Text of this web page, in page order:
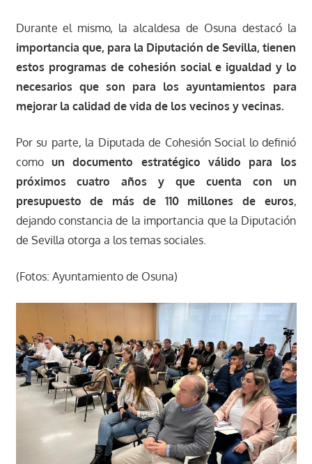
Durante el mismo, la alcaldesa de Osuna destacó la
importancia que, para la Diputación de Sevilla, tienen
estos programas de cohesión social e igualdad y lo
necesarios que son para los ayuntamientos para
mejorar la calidad de vida de los vecinos y vecinas.
Por su parte, la Diputada de Cohesión Social lo definió
como un documento estratégico válido para los
próximos cuatro años y que cuenta con un
presupuesto de más de 110 millones de euros,
dejando constancia de la importancia que la Diputación
de Sevilla otorga a los temas sociales.
(Fotos: Ayuntamiento de Osuna)